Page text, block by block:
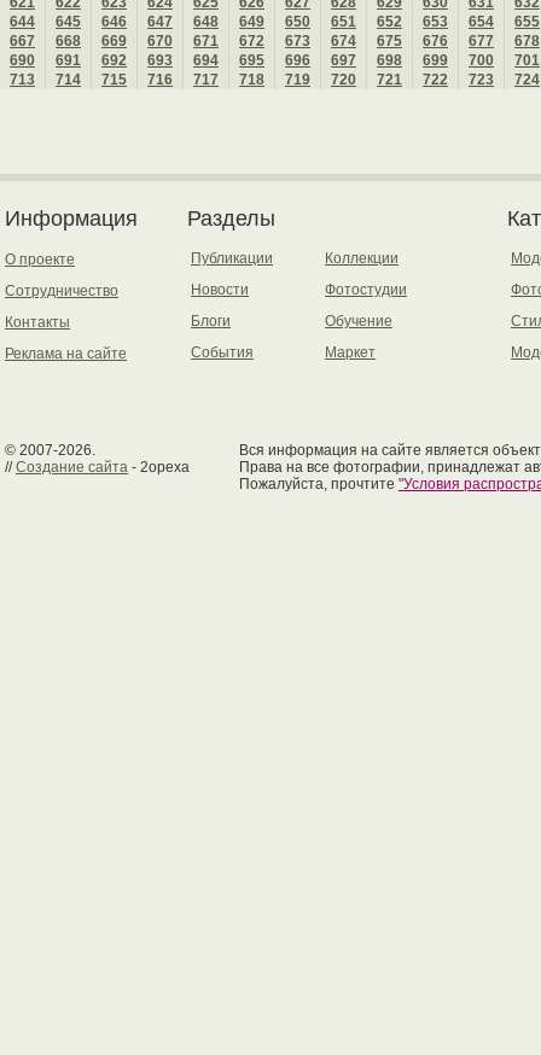
644
645 646 647 648 649 650 651 652 653 654
655
667
668 669 670 671 672 673 674 675 676 677
678
690
691 692 693 694 695 696 697 698 699 700
701
713
714 715 716 717 718 719 720 721 722 723 724
Информация
О проекте
Сотрудничество
Контакты
Реклама на сайте
Разделы
Публикации
Новости
Блоги
События
Коллекции
Фотостудии
Обучение
Маркет
© 2007-2026.
//Создание сайта - 2opexa
Вся информация на сайте является
Права на все фотографии, принадлежат
Пожалуйста, прочтите "Условия